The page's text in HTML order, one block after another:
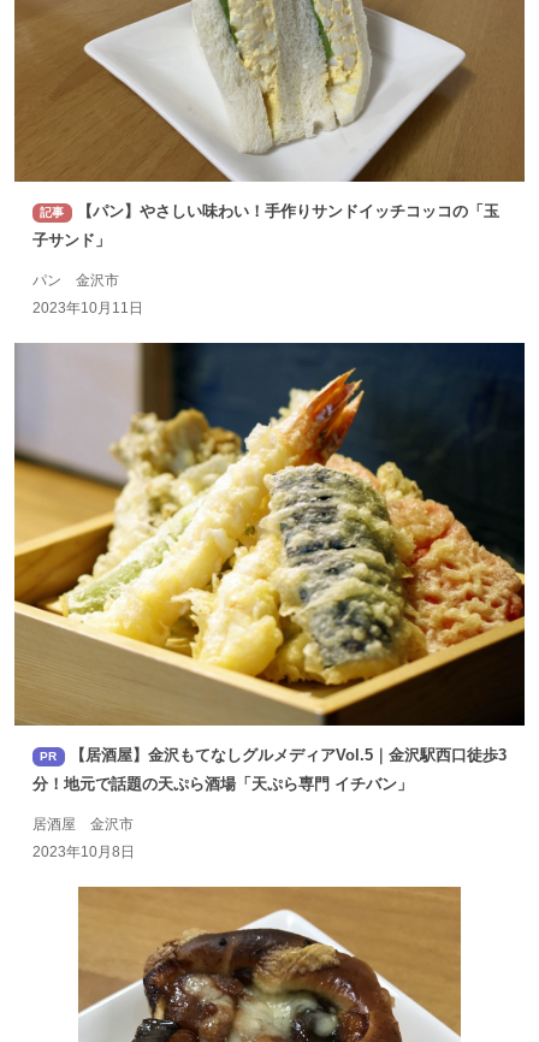
記事
【パン】やさしい味わい！手作りサンドイッチコッコの「玉
子サンド」
パン 金沢市
2023年10月11日
PR
【居酒屋】金沢もてなしグルメディアVol.5｜金沢駅西口徒歩3
分！地元で話題の天ぷら酒場「天ぷら専門 イチバン」
居酒屋 金沢市
2023年10月8日